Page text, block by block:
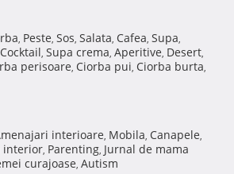
, Peste, Sos, Salata, Cafea, Supa,
Cocktail, Supa crema, Aperitive, Desert,
perisoare, Ciorba pui, Ciorba burta,
interioare, Mobila, Canapele,
interior, Parenting, Jurnal de mama
curajoase, Autism